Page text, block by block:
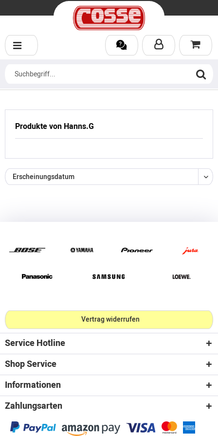
Produkte von Hanns.G
Vertrag widerrufen
Service Hotline
Shop Service
Informationen
Zahlungsarten